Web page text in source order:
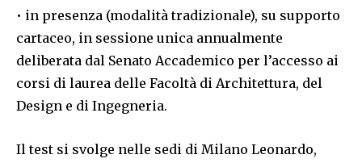
• in presenza (modalità tradizionale), su supporto
cartaceo, in sessione unica annualmente
deliberata dal Senato Accademico per l’accesso ai
corsi di laurea delle Facoltà di Architettura, del
Design e di Ingegneria.
Il test si svolge nelle sedi di Milano Leonardo,